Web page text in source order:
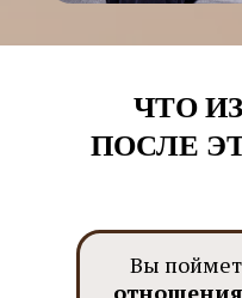
ЧТО
ПОСЛЕ
Вы